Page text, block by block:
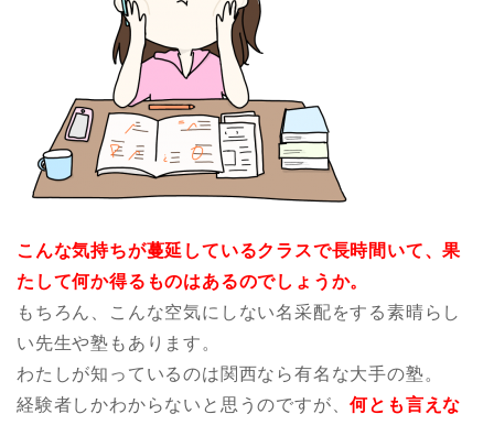
こんな気持ちが蔓延しているクラスで長時間いて、果
たして何か得るものはあるのでしょうか。
もちろん、こんな空気にしない名采配をする素晴らし
い先生や塾もあります。
わたしが知っているのは関西なら有名な大手の塾。
経験者しかわからないと思うのですが、何とも言えな